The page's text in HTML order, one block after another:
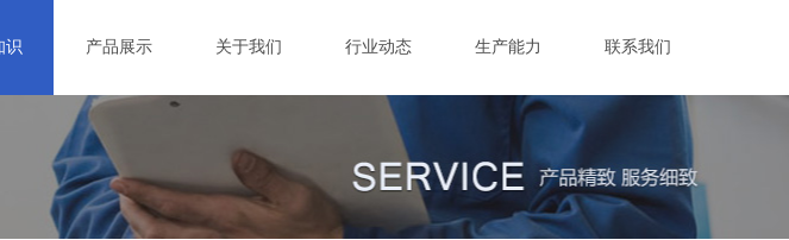
识 产品展示 关于我们 行业动态 生产能力 联系我们